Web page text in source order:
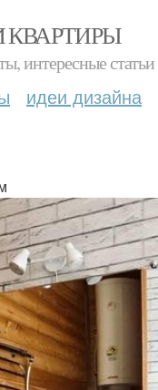
КВАРТИРЫ
интересные статьи
идеи дизайна